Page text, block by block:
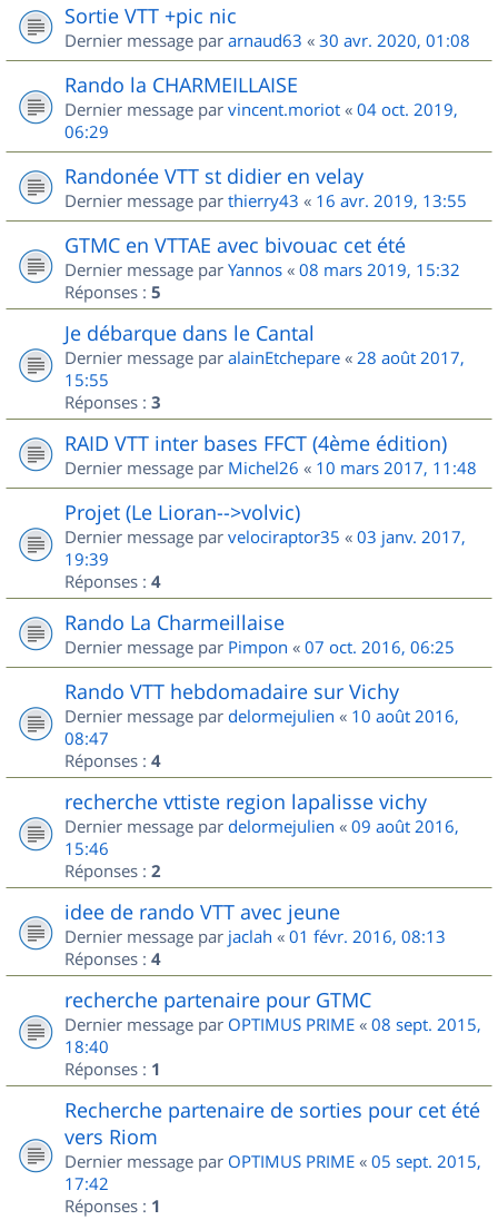
Sortie VTT +pic nic
Dernier message par arnaud63 « 30 avr. 2020, 01:08
Rando la CHARMEILLAISE
Dernier message par vincent.moriot « 04 oct. 2019,
06:29
Randonée VTT st didier en velay
Dernier message par thierry43 « 16 avr. 2019, 13:55
GTMC en VTTAE avec bivouac cet été
Dernier message par Yannos « 08 mars 2019, 15:32
Réponses : 5
Je débarque dans le Cantal
Dernier message par alainEtchepare « 28 août 2017,
15:55
Réponses : 3
RAID VTT inter bases FFCT (4ème édition)
Dernier message par Michel26 « 10 mars 2017, 11:48
Projet (Le Lioran-->volvic)
Dernier message par velociraptor35 « 03 janv. 2017,
19:39
Réponses : 4
Rando La Charmeillaise
Dernier message par Pimpon « 07 oct. 2016, 06:25
Rando VTT hebdomadaire sur Vichy
Dernier message par delormejulien « 10 août 2016,
08:47
Réponses : 4
recherche vttiste region lapalisse vichy
Dernier message par delormejulien « 09 août 2016,
15:46
Réponses : 2
idee de rando VTT avec jeune
Dernier message par jaclah « 01 févr. 2016, 08:13
Réponses : 4
recherche partenaire pour GTMC
Dernier message par OPTIMUS PRIME « 08 sept. 2015,
18:40
Réponses : 1
Recherche partenaire de sorties pour cet été
vers Riom
Dernier message par OPTIMUS PRIME « 05 sept. 2015,
17:42
Réponses : 1